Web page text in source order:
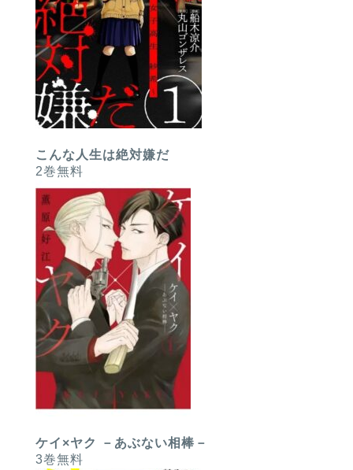
こんな人生は絶対嫌だ
2巻無料
ケイ×ヤク －あぶない相棒－
3巻無料